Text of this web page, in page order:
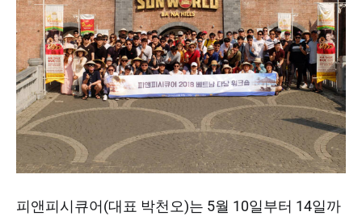
피앤피시큐어(대표 박천오)는 5월 10일부터 14일까